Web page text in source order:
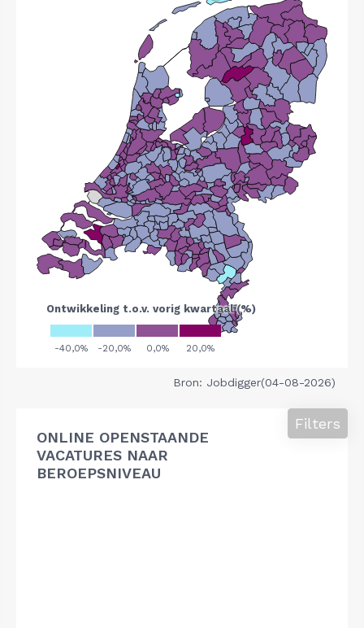
Bron: Jobdigger(04-08-2026)
ONLINE OPENSTAANDE
VACATURES NAAR
BEROEPSNIVEAU
Filters